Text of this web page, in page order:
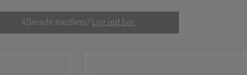
Allerede medlem? Log ind her.